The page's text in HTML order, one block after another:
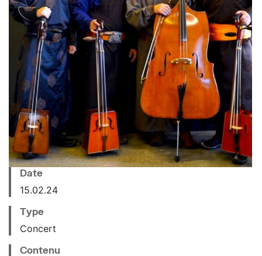
Date
15.02.24
Type
Concert
Contenu